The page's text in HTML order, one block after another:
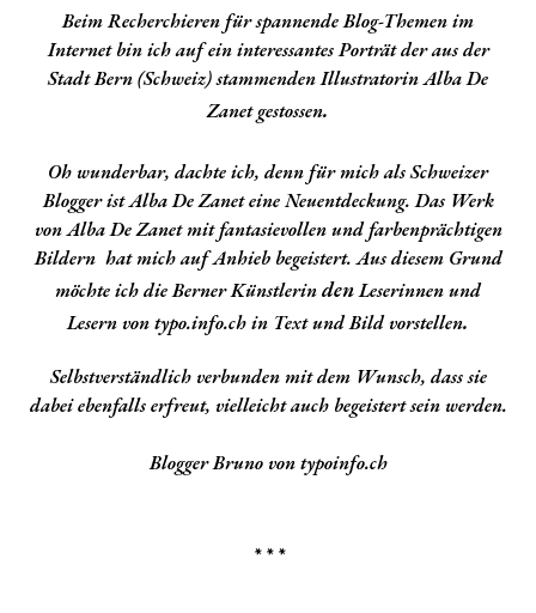
Beim Recherchieren für spannende Blog-Themen im
Internet bin ich auf ein interessantes Porträt der aus der
Stadt Bern (Schweiz) stammenden IllustratorinAlba De
Zanetgestossen.
Oh wunderbar, dachte ich, denn für mich als Schweizer
Blogger ist Alba De Zanet eine Neuentdeckung. Das Werk
von Alba De Zanet mit fantasievollen und farbenprächtigen
Bildern hat mich auf Anhieb begeistert. Aus diesem Grund
möchte ich die Berner KünstlerindenLeserinnen und
Lesernvon typo.info.ch in Text und Bild vorstellen.
Selbstverständlich verbunden mit dem Wunsch, dass sie
dabei ebenfalls erfreut, vielleicht auch begeistert sein werden.
Blogger Bruno von typoinfo.ch
* * *